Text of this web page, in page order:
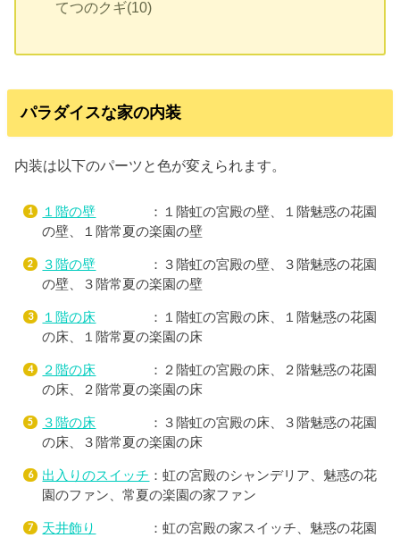
てつのクギ(10)
パラダイスな家の内装
内装は以下のパーツと色が変えられます。
１階の壁 ：１階虹の宮殿の壁、１階魅惑の花園
の壁、１階常夏の楽園の壁
３階の壁 ：３階虹の宮殿の壁、３階魅惑の花園
の壁、３階常夏の楽園の壁
１階の床 ：１階虹の宮殿の床、１階魅惑の花園
の床、１階常夏の楽園の床
２階の床 ：２階虹の宮殿の床、２階魅惑の花園
の床、２階常夏の楽園の床
３階の床 ：３階虹の宮殿の床、３階魅惑の花園
の床、３階常夏の楽園の床
出入りのスイッチ ：虹の宮殿のシャンデリア、魅惑の花
園のファン、常夏の楽園の家ファン
天井飾り
：虹の宮殿の家スイッチ、魅惑の花園